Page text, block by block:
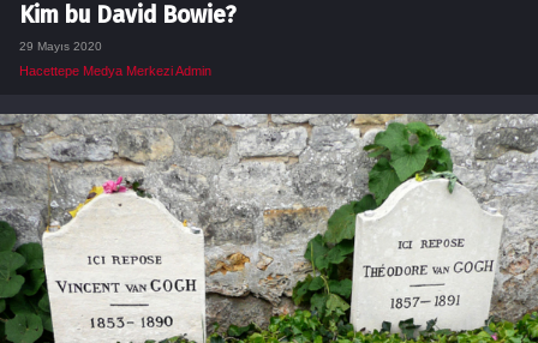
Kim bu David Bowie?
29 Mayıs 2020
Hacettepe Medya Merkezi Admin